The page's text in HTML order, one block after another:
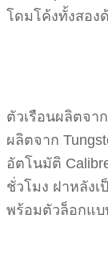
โดมโค้งทั้งสอง
ตัวเรือนผลิตจา
ผลิตจาก
อัตโนมัติ
ชั่วโมง ฝาหลัง
พร้อมตัวล็อกแ